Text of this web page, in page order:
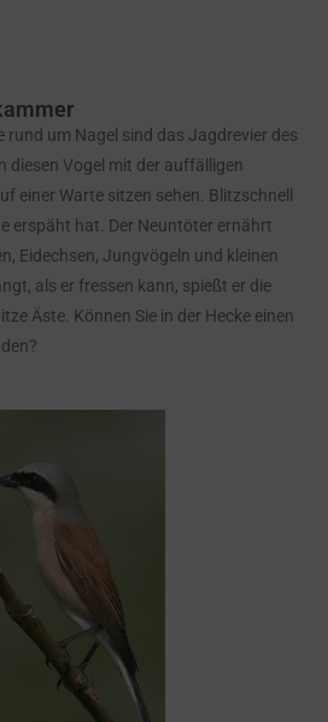
rund um Nagel sind das Jagdrevier des
diesen Vogel mit der auffälligen
einer Warte sitzen sehen. Blitzschnell
erspäht hat. Der Neuntöter ernährt
Eidechsen, Jungvögeln und kleinen
als er fressen kann, spießt er die
Äste. Können Sie in der Hecke einen